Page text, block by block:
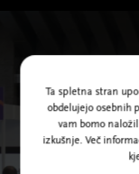
Ta spletna stran
obdelujejo osebnih
vam bomo
izkušnje. Več